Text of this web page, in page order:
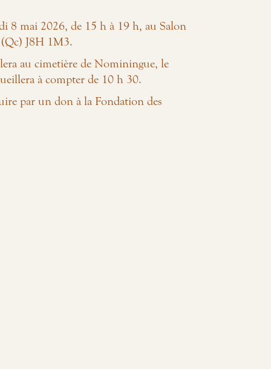
8 mai 2026, de 15 h à 19 h, au Salon
J8H 1M3.
au cimetière de Nominingue, le
à compter de 10 h 30.
par un don à la Fondation des